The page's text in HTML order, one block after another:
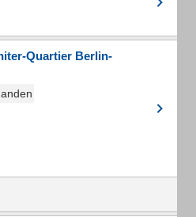
Quartier Berlin-